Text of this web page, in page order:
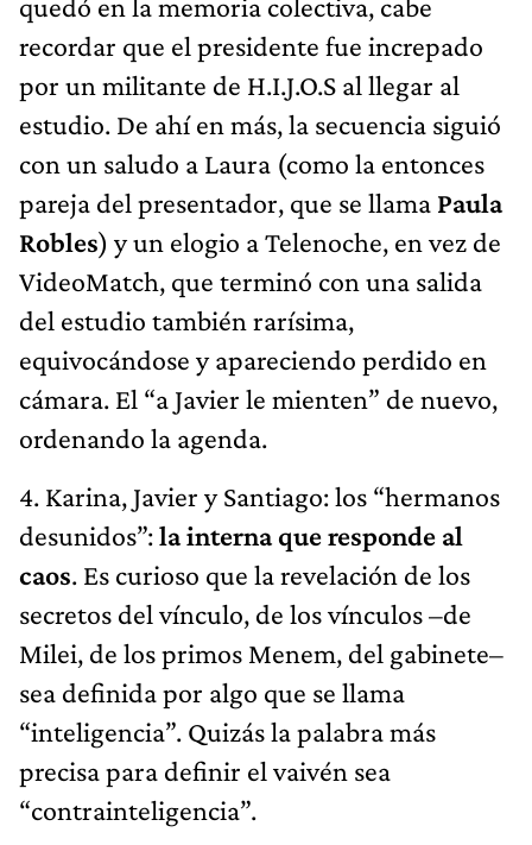
recordar que el presidente fue increpado
por un militante de H.I.J.O.S al llegar al
estudio. De ahí en más, la secuencia siguió
con un saludo a Laura (como la entonces
pareja del presentador, que se llama Paula
Robles) y un elogio a Telenoche, en vez de
VideoMatch, que terminó con una salida
del estudio también rarísima,
equivocándose y apareciendo perdido en
cámara. El “a Javier le mienten” de nuevo,
ordenando la agenda.
4. Karina, Javier y Santiago: los “hermanos
desunidos”:la interna que responde al
caos. Es curioso que la revelación de los
secretos del vínculo, de los vínculos –de
Milei, de los primos Menem, del gabinete–
sea definida por algo que se llama
“inteligencia”. Quizás la palabra más
precisa para definir el vaivén sea
“contrainteligencia”.